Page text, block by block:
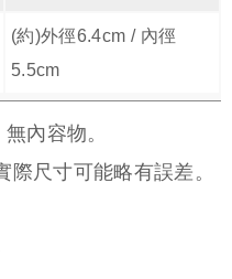
(約)外徑6.4cm / 內徑
5.5cm
內容物。
尺寸可能略有誤差。